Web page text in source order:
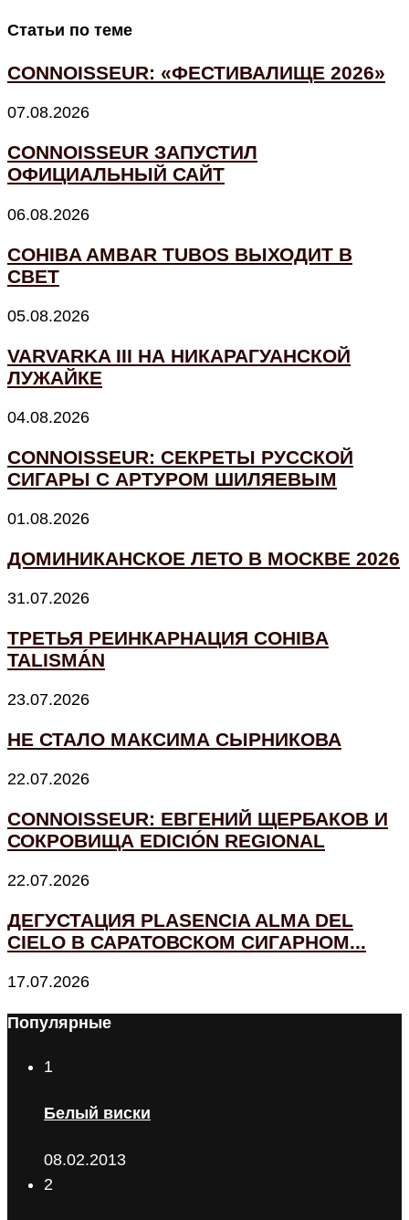
Статьи по теме
CONNOISSEUR: «ФЕСТИВАЛИЩЕ 2026»
07.08.2026
CONNOISSEUR ЗАПУСТИЛ
ОФИЦИАЛЬНЫЙ САЙТ
06.08.2026
COHIBA AMBAR TUBOS ВЫХОДИТ В
СВЕТ
05.08.2026
VARVARKA III НА НИКАРАГУАНСКОЙ
ЛУЖАЙКЕ
04.08.2026
CONNOISSEUR: СЕКРЕТЫ РУССКОЙ
СИГАРЫ С АРТУРОМ ШИЛЯЕВЫМ
01.08.2026
ДОМИНИКАНСКОЕ ЛЕТО В МОСКВЕ 2026
31.07.2026
ТРЕТЬЯ РЕИНКАРНАЦИЯ COHIBA
TALISMÁN
23.07.2026
НЕ СТАЛО МАКСИМА СЫРНИКОВА
22.07.2026
CONNOISSEUR: ЕВГЕНИЙ ЩЕРБАКОВ И
СОКРОВИЩА EDICIÓN REGIONAL
22.07.2026
ДЕГУСТАЦИЯ PLASENCIA ALMA DEL
CIELO В САРАТОВСКОМ СИГАРНОМ...
17.07.2026
Популярные
1
Белый виски
08.02.2013
2